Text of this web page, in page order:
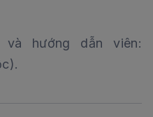
hướng dẫn viên: